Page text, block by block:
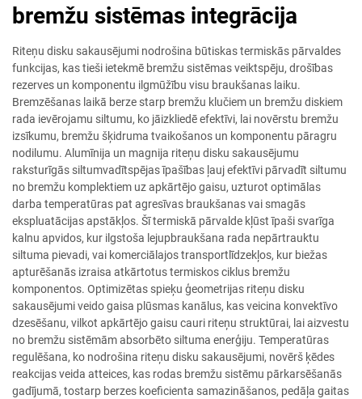
bremžu sistēmas integrācija
Riteņu disku sakausējumi nodrošina būtiskas termiskās pārvaldes
funkcijas, kas tieši ietekmē bremžu sistēmas veiktspēju, drošības
rezerves un komponentu ilgmūžību visu braukšanas laiku.
Bremzēšanas laikā berze starp bremžu klučiem un bremžu diskiem
rada ievērojamu siltumu, ko jāizkliedē efektīvi, lai novērstu bremžu
izsīkumu, bremžu šķidruma tvaikošanos un komponentu pāragru
nodilumu. Alumīnija un magnija riteņu disku sakausējumu
raksturīgās siltumvadītspējas īpašības ļauj efektīvi pārvadīt siltumu
no bremžu komplektiem uz apkārtējo gaisu, uzturot optimālas
darba temperatūras pat agresīvas braukšanas vai smagās
ekspluatācijas apstākļos. Šī termiskā pārvalde kļūst īpaši svarīga
kalnu apvidos, kur ilgstoša lejupbraukšana rada nepārtrauktu
siltuma pievadi, vai komerciālajos transportlīdzekļos, kur biežas
apturēšanās izraisa atkārtotus termiskos ciklus bremžu
komponentos. Optimizētas spieķu ģeometrijas riteņu disku
sakausējumi veido gaisa plūsmas kanālus, kas veicina konvektīvo
dzesēšanu, vilkot apkārtējo gaisu cauri riteņu struktūrai, lai aizvestu
no bremžu sistēmām absorbēto siltuma enerģiju. Temperatūras
regulēšana, ko nodrošina riteņu disku sakausējumi, novērš ķēdes
reakcijas veida atteices, kas rodas bremžu sistēmu pārkarsēšanās
gadījumā, tostarp berzes koeficienta samazināšanos, pedāļa gaitas